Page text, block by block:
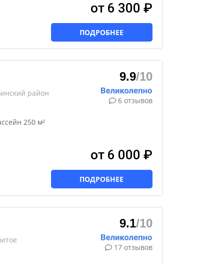
от 6 300 ₽
ПОДРОБНЕЕ
район
250 м²
9.9/10
6 отзывов
от 6 000 ₽
ПОДРОБНЕЕ
9.1/10
17 отзывов